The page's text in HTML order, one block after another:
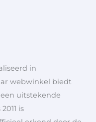
in
webwinkel biedt
uitstekende
is